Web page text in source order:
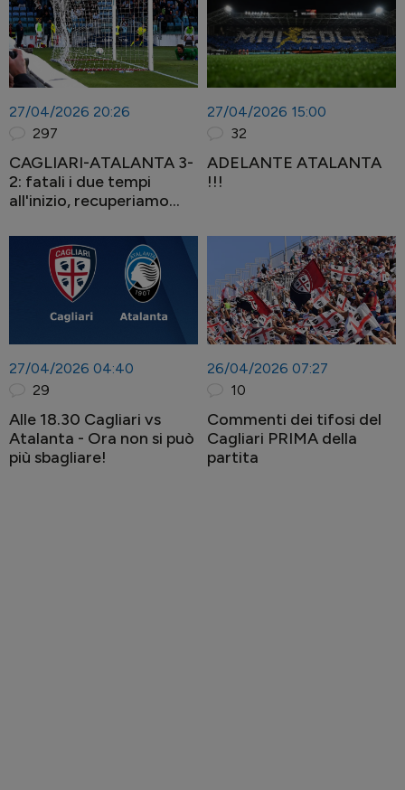
27/04/2026 20:26
297
CAGLIARI-ATALANTA 3-
2: fatali i due tempi
all'inizio, recuperiamo
portiere sardo
27/04/2026 15:00
32
ADELANTE ATALANTA
!!!
27/04/2026 04:40
29
Alle 18.30 Cagliari vs
Atalanta - Ora non si può
più sbagliare!
26/04/2026 07:27
10
Commenti dei tifosi del
Cagliari PRIMA della
partita